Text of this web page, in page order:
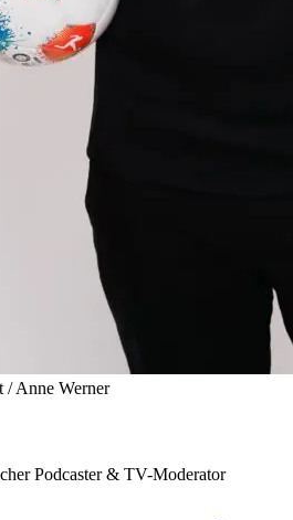
Anne Werner
Podcaster & TV-Moderator